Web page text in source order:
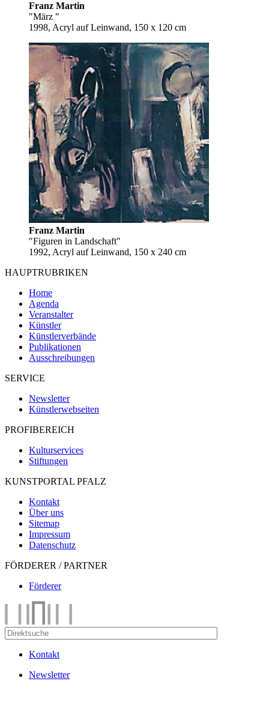
Franz Martin
"März "
1998, Acryl auf Leinwand, 150 x 120 cm
Franz Martin
"Figuren in Landschaft"
1992, Acryl auf Leinwand, 150 x 240 cm
HAUPTRUBRIKEN
Home
Agenda
Veranstalter
Künstler
Künstlerverbände
Publikationen
Ausschreibungen
SERVICE
Newsletter
Künstlerwebseiten
PROFIBEREICH
Kulturservices
Stiftungen
KUNSTPORTAL PFALZ
Kontakt
Über uns
Sitemap
Impressum
Datenschutz
FÖRDERER / PARTNER
Förderer
Kontakt
Newsletter